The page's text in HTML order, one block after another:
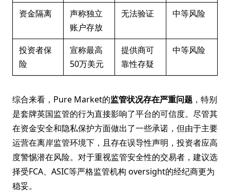
资金隔离
声称独立
账户存放
无法验证 中等风险
投资者保
险
宣称最高
50万美元
提供商可
靠性存疑
中等风险
综合来看，Pure Market的监管状况存在严重问题 ，特别
是套牌英国监管的行为直接影响了平台的可信度。尽管其
在资金安全和隐私保护方面做出了一些承诺，但由于主要
运营在离岸监管环境下，且存在误导性声明，投资者应高
度警惕潜在风险。对于重视监管安全性的交易者，建议选
择受FCA、ASIC等严格监管机构 oversight的经纪商更为
稳妥。